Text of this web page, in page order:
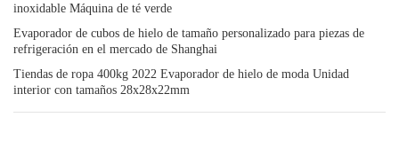
inoxidable Máquina de té verde
Evaporador de cubos de hielo de tamaño personalizado para piezas de
refrigeración en el mercado de Shanghai
Tiendas de ropa 400kg 2022 Evaporador de hielo de moda Unidad
interior con tamaños 28x28x22mm